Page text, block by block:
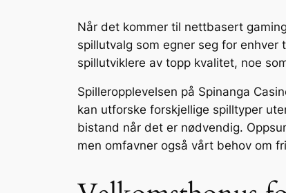
Når det kommer til nettbasert
spillutvalg som egner seg for
spillutviklere av topp kvalitet, noe
Spilleropplevelsen på Spinanga
kan utforske forskjellige spilltyper
bistand når det er nødvendig.
men omfavner også vårt behov om